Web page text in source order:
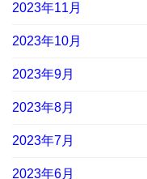
2023年11月
2023年10月
2023年9月
2023年8月
2023年7月
2023年6月